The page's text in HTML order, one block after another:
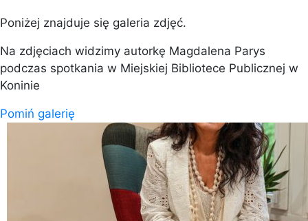
Poniżej znajduje się galeria zdjęć.
Na zdjęciach widzimy autorkę Magdalena Parys
podczas spotkania w Miejskiej Bibliotece Publicznej w
Koninie
Pomiń galerię